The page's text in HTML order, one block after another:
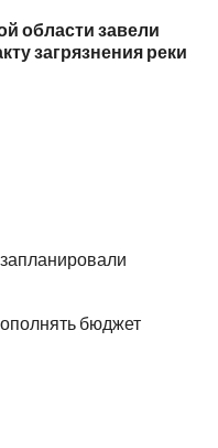
области завели
загрязнения реки
бюджет